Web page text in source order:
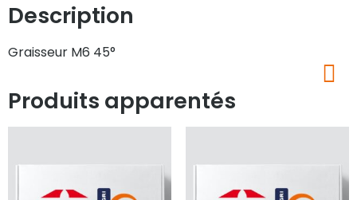
Description
Graisseur M6 45°
Produits apparentés